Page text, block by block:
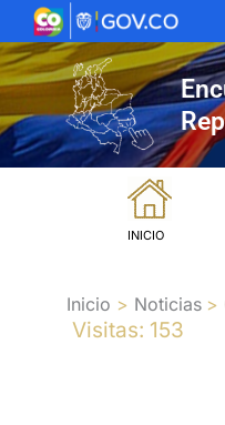
al
contenido
INICIO
Inicio Noticias
Visitas: 153